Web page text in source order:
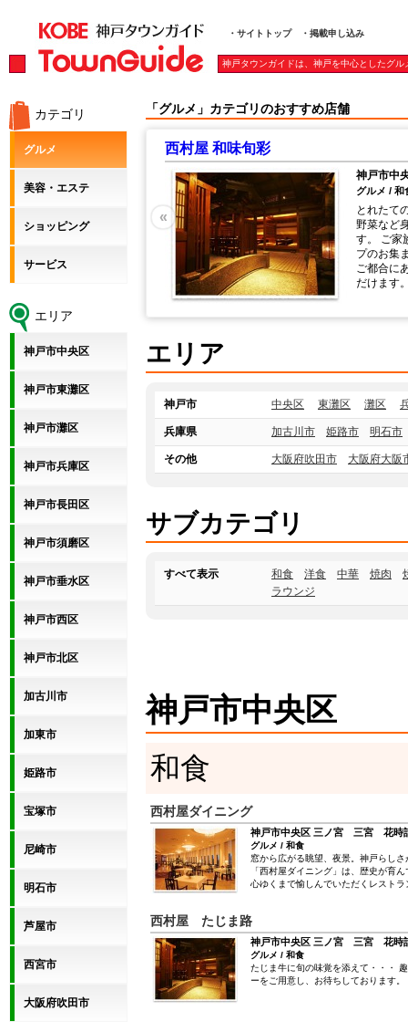
・サイトトップ ・掲載申し込み
神戸タウンガイドは、神戸を中心としたグ
カテゴリ
グルメ
美容・エステ
ショッピング
サービス
エリア
神戸市中央区
神戸市東灘区
神戸市灘区
神戸市兵庫区
神戸市長田区
神戸市須磨区
神戸市垂水区
神戸市西区
神戸市北区
加古川市
加東市
姫路市
宝塚市
尼崎市
明石市
芦屋市
西宮市
大阪府吹田市
「グルメ」カテゴリのおすすめ店舗
い、備長炭で丁寧に焼き
。 少し小さめの手羽先
出した出汁で炊く釜飯は
他にもチキンカツがの
味が出てくるひね肉の炙
の一品料理だけでなく産
ており、様々なシーンで
。
西村屋 和味旬彩
神戸市中
グルメ / 和
とれたて
野菜など
す。 ご家
プのお集
ご都合に
だけます
«
エリア
神戸市 中央区 東灘区 灘区
兵庫県 加古川市 姫路市 明石市
その他 大阪府吹田市 大阪府大阪
サブカテゴリ
すべて表示 和食 洋食 中華 焼肉
ラウンジ
神戸市中央区
和食
西村屋ダイニング
神戸市中央区 三ノ宮 三宮 花時
グルメ / 和食
窓から広がる眺望、夜景。神戸らし
「西村屋ダイニング」は、歴史が育
心ゆくまで愉しんでいただくレストラ
西村屋 たじま路
神戸市中央区 三ノ宮 三宮 花時
グルメ / 和食
たじま牛に旬の味覚を添えて・・・
ーをご用意し、お待ちしております。